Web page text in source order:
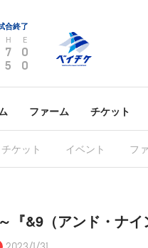
合終了
H E
7 0
5 0
ファーム チケット
チケット イベント フ
『&9（アンド・ナ